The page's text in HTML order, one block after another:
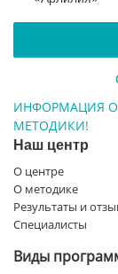
ИНФОРМАЦИЯ
МЕТОДИКИ!
Наш центр
О центре
О методике
Результаты и
Специалисты
Виды